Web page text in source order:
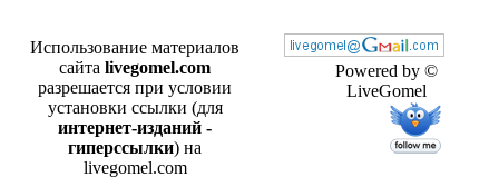
Powered by ©
LiveGomel
Использование материалов
сайта livegomel.com
разрешается при условии
установки ссылки (для
интернет-изданий -
гиперссылки) на
livegomel.com